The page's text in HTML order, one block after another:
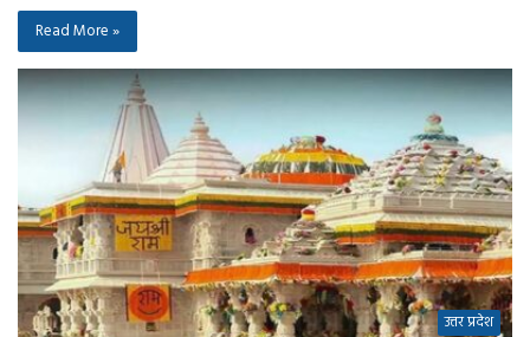
Read More »
उत्तर प्रदेश